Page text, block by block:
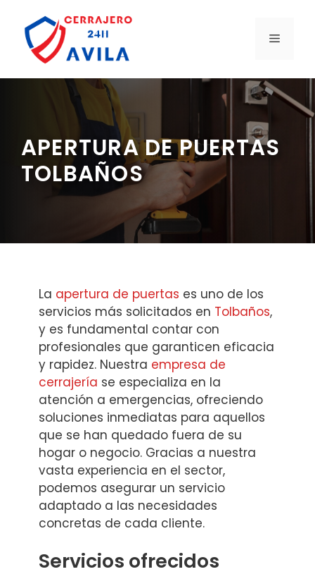
contenido
MENÚ
APERTURA DE PUERTAS
TOLBAÑOS
La apertura de puertas es uno de los
servicios más solicitados en Tolbaños,
y es fundamental contar con
profesionales que garanticen eficacia
y rapidez. Nuestra empresa de
cerrajería se especializa en la
atención a emergencias, ofreciendo
soluciones inmediatas para aquellos
que se han quedado fuera de su
hogar o negocio. Gracias a nuestra
vasta experiencia en el sector,
podemos asegurar un servicio
adaptado a las necesidades
concretas de cada cliente.
Servicios ofrecidos